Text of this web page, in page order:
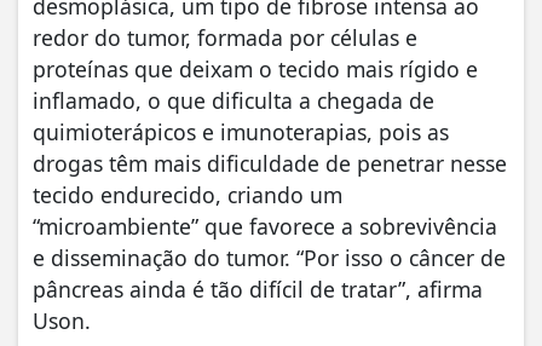
redor do tumor, formada por células e
proteínas que deixam o tecido mais rígido e
inflamado, o que dificulta a chegada de
quimioterápicos e imunoterapias, pois as
drogas têm mais dificuldade de penetrar nesse
tecido endurecido, criando um
“microambiente” que favorece a sobrevivência
e disseminação do tumor. “Por isso o câncer de
pâncreas ainda é tão difícil de tratar”, afirma
Uson.